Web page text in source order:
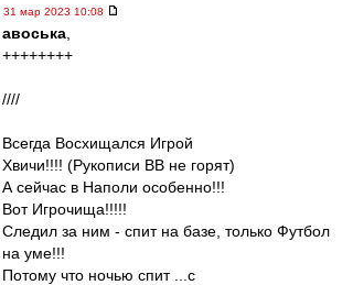
31 мар 2023 10:08
авоська
++++++++
////
Всегда Восхищался Игрой
Хвичи!!!! (Рукописи ВВ не горят)
А сейчас в Наполи особенно!!!
Вот Игрочища!!!!!
Следил за ним - спит на базе, только Футбол
на уме!!!
Потому что ночью спит ...с